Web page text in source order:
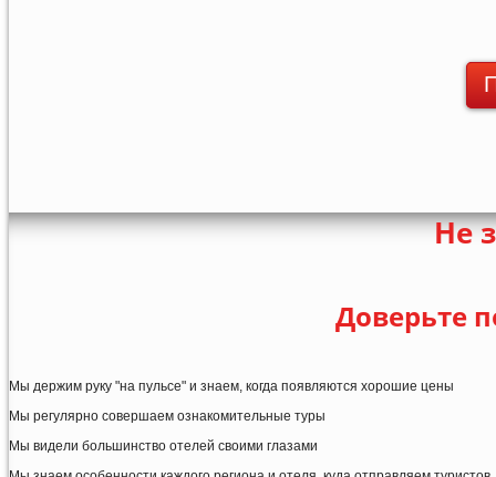
Не
Доверьте
Мы держим руку "на пульсе" и знаем, когда появляются хорошие цены
Мы регулярно совершаем ознакомительные туры
Мы видели большинство отелей своими глазами